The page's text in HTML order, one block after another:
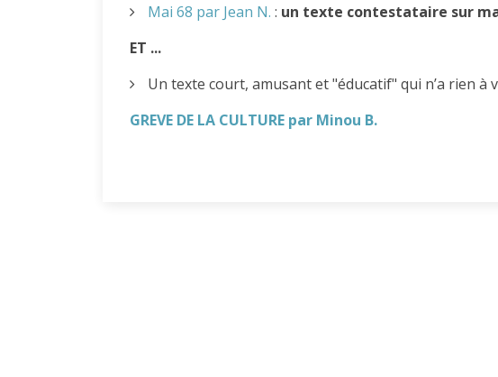
Mai 68 par Jean N. : un texte contestataire sur
ET ...
Un texte court, amusant et "éducatif" qui n’a rien à
GREVE DE LA CULTURE par Minou B.